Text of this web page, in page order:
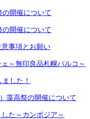
開催について
開催について
事項とお願い
～無印良品札幌パルコ～
した！
藻高祭の開催について
た～カンボジア～